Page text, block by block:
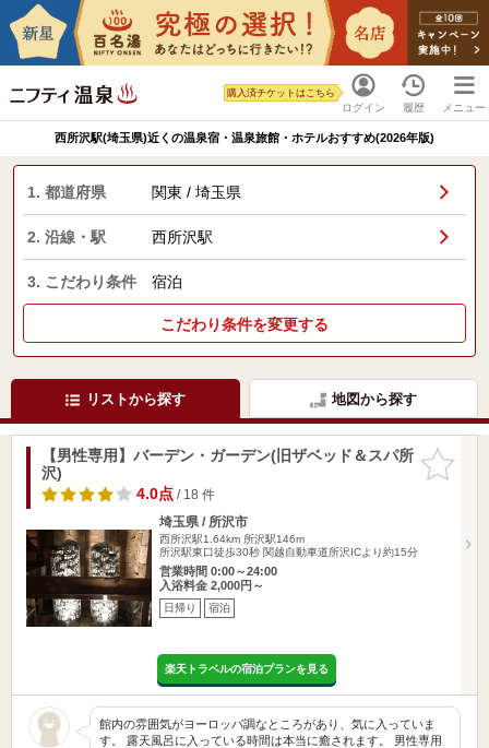
ログイン
購入済チケットはこちら
履歴 メニュー
西所沢駅(埼玉県)近くの温泉宿・温泉旅館・ホテルおすすめ(2026年版)
1. 都道府県 関東 / 埼玉県
2. 沿線・駅 西所沢駅
3. こだわり条件 宿泊
こだわり条件を変更する
リストから探す 地図から探す
お気に入
りに追加
【男性専用】バーデン・ガーデン(旧ザベッド＆スパ所
沢)
4.0点/ 18 件
埼玉県 / 所沢市
西所沢駅1.64km 所沢駅146m
所沢駅東口徒歩30秒 関越自動車道所沢ICより約15分
営業時間 0:00～24:00
入浴料金 2,000円～
日帰り 宿泊
楽天トラベルの宿泊プランを見る
館内の雰囲気がヨーロッパ調なところがあり、気に入っていま
す。 露天風呂に入っている時間は本当に癒されます。 男性専用